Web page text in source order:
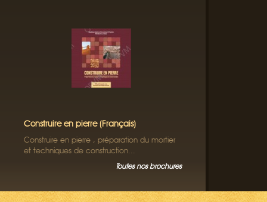
Construire en pierre (Français)
Construire en pierre , préparation du mortier
et techniques de construction...
Toutes nos brochures